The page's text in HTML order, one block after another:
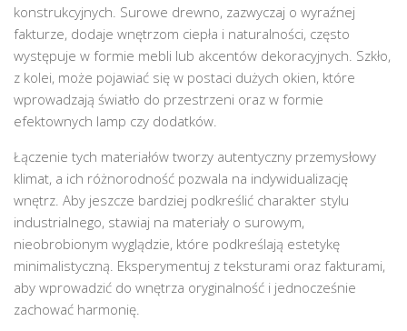
konstrukcyjnych. Surowe drewno, zazwyczaj o wyraźnej
fakturze, dodaje wnętrzom ciepła i naturalności, często
występuje w formie mebli lub akcentów dekoracyjnych. Szkło,
z kolei, może pojawiać się w postaci dużych okien, które
wprowadzają światło do przestrzeni oraz w formie
efektownych lamp czy dodatków.
Łączenie tych materiałów tworzy autentyczny przemysłowy
klimat, a ich różnorodność pozwala na indywidualizację
wnętrz. Aby jeszcze bardziej podkreślić charakter stylu
industrialnego, stawiaj na materiały o surowym,
nieobrobionym wyglądzie, które podkreślają estetykę
minimalistyczną. Eksperymentuj z teksturami oraz fakturami,
aby wprowadzić do wnętrza oryginalność i jednocześnie
zachować harmonię.